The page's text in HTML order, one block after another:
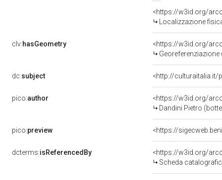
<https://w3id.org/
Localizzazione
clv:hasGeometry
<https://w3id.org/
dc:subject <http://culturaitalia.it/
pico:author
<https://w3id.org/
Dandini Pietro
pico:preview <https://
dcterms:isReferencedBy
<https://w3id.org/
Scheda